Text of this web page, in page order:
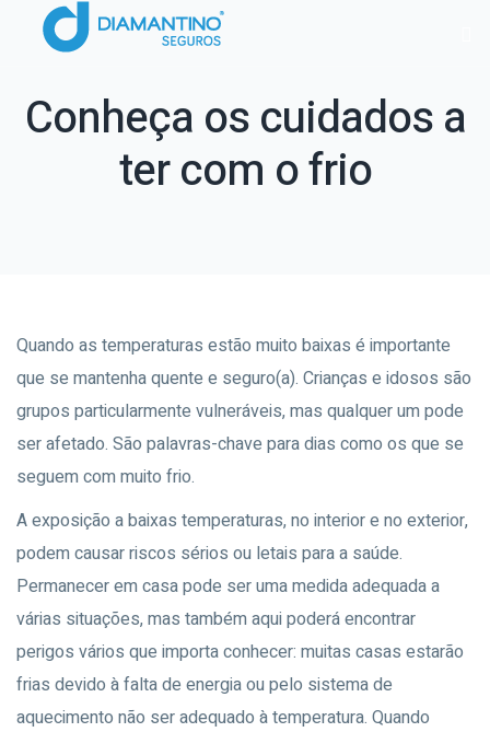
Conheça os cuidados a
ter com o frio
Quando as temperaturas estão muito baixas é importante
que se mantenha quente e seguro(a). Crianças e idosos são
grupos particularmente vulneráveis, mas qualquer um pode
ser afetado. São palavras-chave para dias como os que se
seguem com muito frio.
A exposição a baixas temperaturas, no interior e no exterior,
podem causar riscos sérios ou letais para a saúde.
Permanecer em casa pode ser uma medida adequada a
várias situações, mas também aqui poderá encontrar
perigos vários que importa conhecer: muitas casas estarão
frias devido à falta de energia ou pelo sistema de
aquecimento não ser adequado à temperatura. Quando